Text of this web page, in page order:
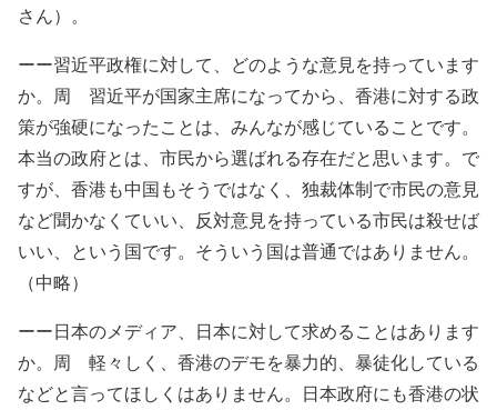
さん）。
ーー習近平政権に対して、どのような意見を持っています
か。周 習近平が国家主席になってから、香港に対する政
策が強硬になったことは、みんなが感じていることです。
本当の政府とは、市民から選ばれる存在だと思います。で
すが、香港も中国もそうではなく、独裁体制で市民の意見
など聞かなくていい、反対意見を持っている市民は殺せば
いい、という国です。そういう国は普通ではありません。
（中略）
ーー日本のメディア、日本に対して求めることはあります
か。周 軽々しく、香港のデモを暴力的、暴徒化している
などと言ってほしくはありません。日本政府にも香港の状